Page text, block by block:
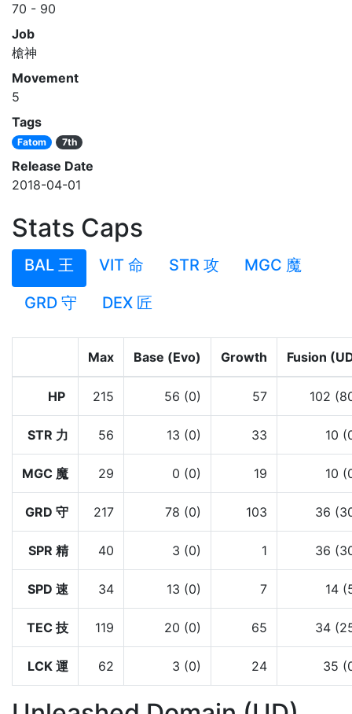
70 - 90
Job
槍神
Movement
5
Tags
Fatom 7th
Release Date
2018-04-01
Stats Caps
BAL 王 VIT 命 STR 攻
MGC 魔
GRD 守
DEX 匠
Max Base (Evo) Growth Fusion
HP 215 56 (0) 57 102
STR 力 56 13 (0) 33 10
MGC 魔 29 0 (0) 19 10
GRD 守 217 78 (0) 103 36
SPR 精 40 3 (0) 1 36
SPD 速 34 13 (0) 7 14
TEC 技 119 20 (0) 65 34
LCK 運 62 3 (0) 24 35